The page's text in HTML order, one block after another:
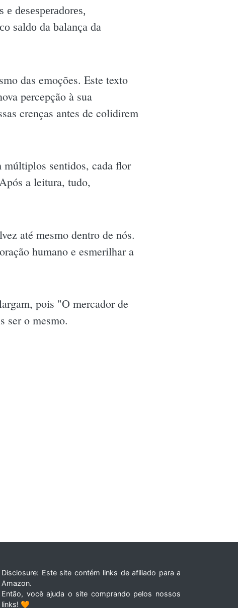
desesperadores,
saldo da balança da
das emoções. Este texto
percepção à sua
crenças antes de colidirem
múltiplos sentidos, cada flor
a leitura, tudo,
até mesmo dentro de nós.
humano e esmerilhar a
pois "O mercador de
ser o mesmo.
Disclosure: Este site contém links de afiliado para a
Amazon.
Então, você ajuda o site comprando pelos nossos
links! 🧡